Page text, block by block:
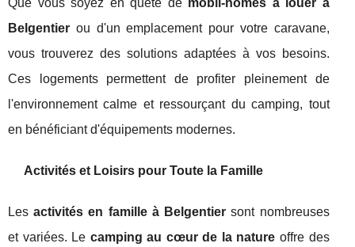
Belgentier ou d'un emplacement pour votre caravane,
vous trouverez des solutions adaptées à vos besoins.
Ces logements permettent de profiter pleinement de
l'environnement calme et ressourçant du camping, tout
en bénéficiant d'équipements modernes.
Activités et Loisirs pour Toute la Famille
Lesactivités en famille à Belgentier sont nombreuses
et variées. Le camping au cœur de la nature offre des